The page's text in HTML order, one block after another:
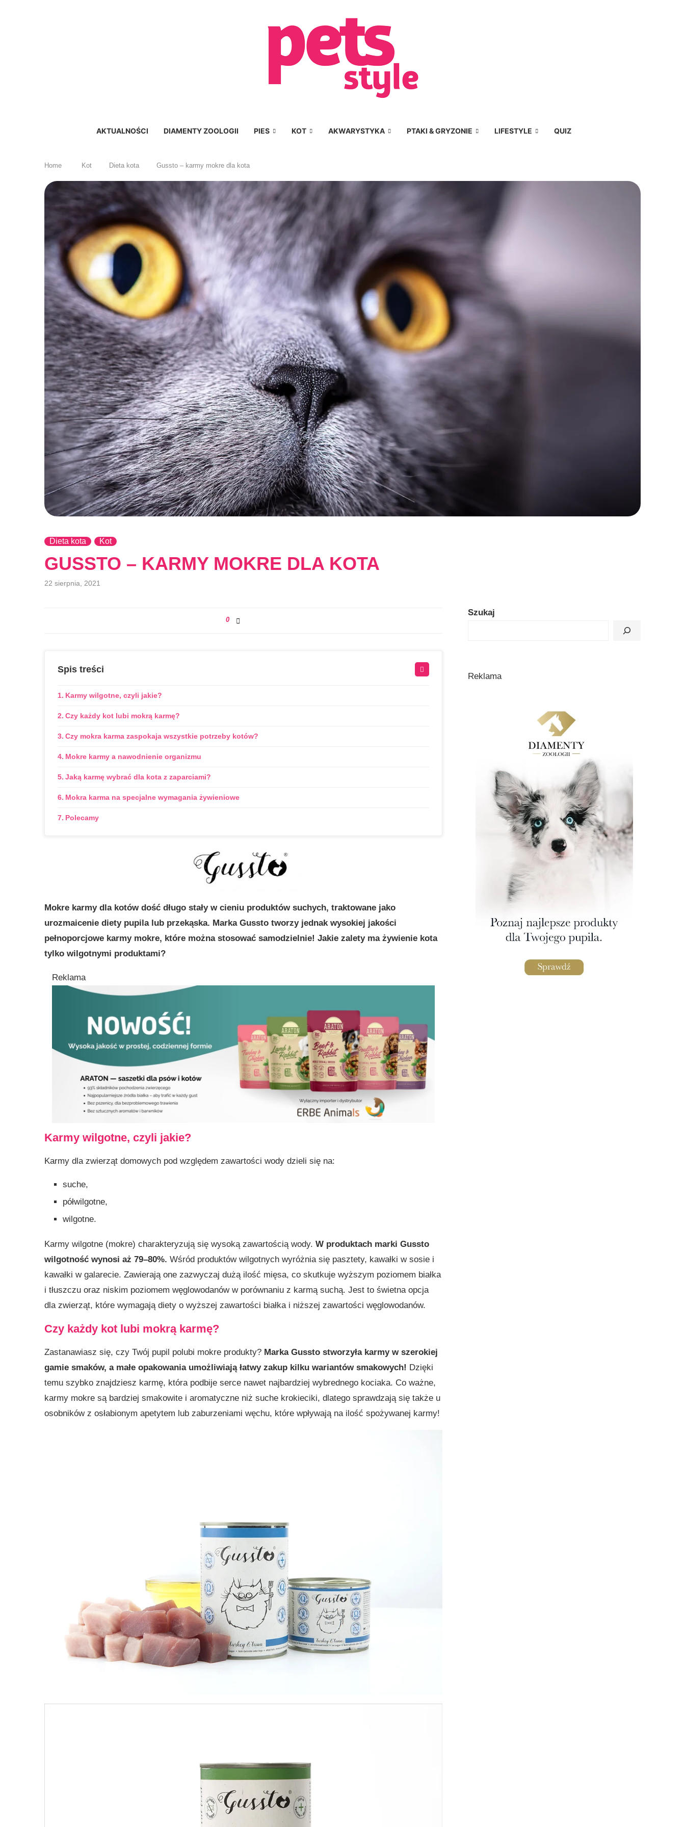
AKTUALNOŚCI DIAMENTY ZOOLOGII PIES KOT AKWARYSTYKA PTAKI & GRYZONIE LIFESTYLE QUIZ
Home Kot Dieta kota Gussto – karmy mokre dla kota
Dieta kota Kot
GUSSTO – KARMY MOKRE DLA KOTA
22 sierpnia, 2021
0
Spis treści
Karmy wilgotne, czyli jakie?
Czy każdy kot lubi mokrą karmę?
Czy mokra karma zaspokaja wszystkie potrzeby kotów?
Mokre karmy a nawodnienie organizmu
Jaką karmę wybrać dla kota z zaparciami?
Mokra karma na specjalne wymagania żywieniowe
Polecamy
Mokre karmy dla kotów dość długo stały w cieniu produktów suchych, traktowane jako
urozmaicenie diety pupila lub przekąska. Marka Gussto tworzy jednak wysokiej jakości
pełnoporcjowe karmy mokre, które można stosować samodzielnie! Jakie zalety ma żywienie kota
tylko wilgotnymi produktami?
Reklama
Karmy wilgotne, czyli jakie?
Karmy dla zwierząt domowych pod względem zawartości wody dzieli się na:
suche,
półwilgotne,
wilgotne.
Karmy wilgotne (mokre) charakteryzują się wysoką zawartością wody. W produktach marki Gussto
wilgotność wynosi aż 79–80%. Wśród produktów wilgotnych wyróżnia się pasztety, kawałki w sosie i
kawałki w galarecie. Zawierają one zazwyczaj dużą ilość mięsa, co skutkuje wyższym poziomem białka
i tłuszczu oraz niskim poziomem węglowodanów w porównaniu z karmą suchą. Jest to świetna opcja
dla zwierząt, które wymagają diety o wyższej zawartości białka i niższej zawartości węglowodanów.
Czy każdy kot lubi mokrą karmę?
Zastanawiasz się, czy Twój pupil polubi mokre produkty? Marka Gussto stworzyła karmy w szerokiej
gamie smaków, a małe opakowania umożliwiają łatwy zakup kilku wariantów smakowych! Dzięki
temu szybko znajdziesz karmę, która podbije serce nawet najbardziej wybrednego kociaka. Co ważne,
karmy mokre są bardziej smakowite i aromatyczne niż suche krokieciki, dlatego sprawdzają się także u
osobników z osłabionym apetytem lub zaburzeniami węchu, które wpływają na ilość spożywanej karmy!
Szukaj
Reklama